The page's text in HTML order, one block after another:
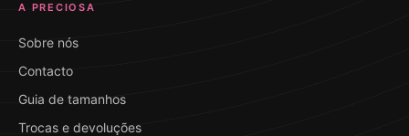
A PRECIOSA
Sobre nós
Contacto
Guia de tamanhos
Trocas e devoluções